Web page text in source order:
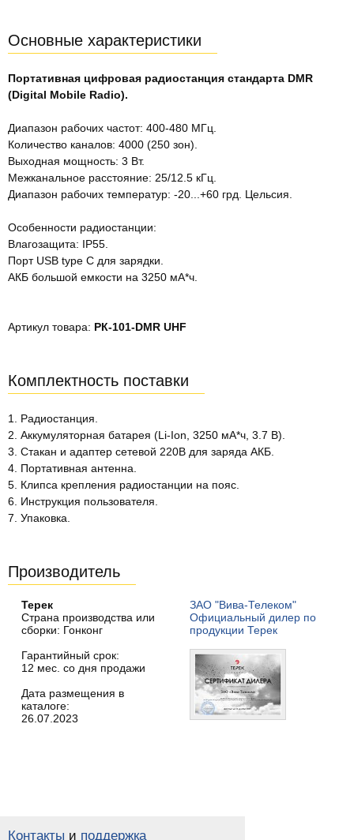
Основные характеристики
Портативная цифровая радиостанция стандарта DMR
(Digital Mobile Radio).
Диапазон рабочих частот: 400-480 МГц.
Количество каналов: 4000 (250 зон).
Выходная мощность: 3 Вт.
Межканальное расстояние: 25/12.5 кГц.
Диапазон рабочих температур: -20...+60 грд. Цельсия.
Особенности радиостанции:
Влагозащита: IP55.
Порт USB type C для зарядки.
АКБ большой емкости на 3250 мА*ч.
Артикул товара: РК-101-DMR UHF
Комплектность поставки
1. Радиостанция.
2. Аккумуляторная батарея (Li-Ion, 3250 мА*ч, 3.7 В).
3. Стакан и адаптер сетевой 220В для заряда АКБ.
4. Портативная антенна.
5. Клипса крепления радиостанции на пояс.
6. Инструкция пользователя.
7. Упаковка.
Производитель
Терек
Страна производства или
сборки: Гонконг
Гарантийный срок:
12 мес. со дня продажи
Дата размещения в
каталоге:
26.07.2023
ЗАО "Вива-Телеком"
Официальный дилер по
продукции Терек
Контакты и поддержка